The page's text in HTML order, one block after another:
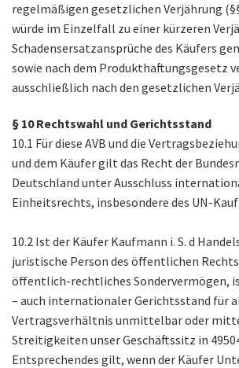
regelmäßigen gesetzlichen Verjährung
würde im Einzelfall zu einer kürzeren
Schadensersatzansprüche des Käufers
sowie nach dem Produkthaftungsgesetz
ausschließlich nach den gesetzlichen
§ 10 Rechtswahl und Gerichtsstand
10.1 Für diese AVB und die
und dem Käufer gilt das Recht der
Deutschland unter Ausschluss
Einheitsrechts, insbesondere des UN-
10.2 Ist der Käufer Kaufmann i. S. d
juristische Person des öffentlichen
öffentlich-rechtliches Sondervermögen,
– auch internationaler Gerichtsstand für
Vertragsverhältnis unmittelbar oder
Streitigkeiten unser Geschäftssitz in
Entsprechendes gilt, wenn der Käufer